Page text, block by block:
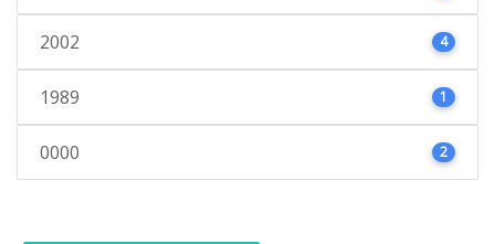
2002 4
1989 1
0000 2